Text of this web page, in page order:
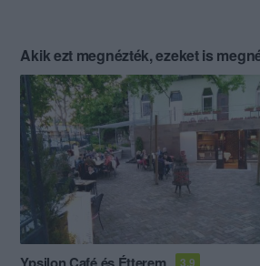
Akik ezt megnézték, ezeket is
3.9